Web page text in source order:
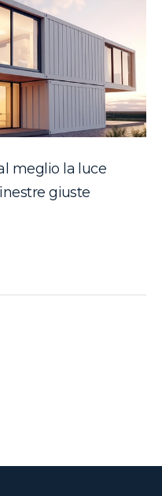
meglio la luce
giuste